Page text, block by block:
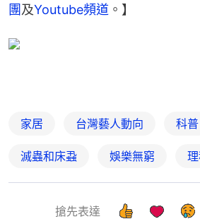
團及Youtube頻道 。】
家居 台灣藝人動向 科普
滅蟲和床蝨 娛樂無窮
搶先表達